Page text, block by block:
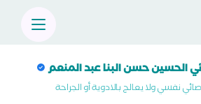
الحسين حسن البنا عبد المنعم
نفسي ولا يعالج بالادوية أو الجراحة